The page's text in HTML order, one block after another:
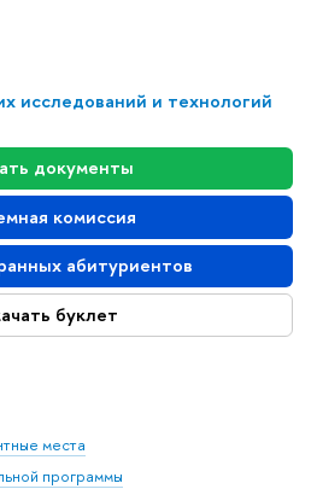
исследований и технологий
документы
комиссия
абитуриентов
буклет
места
программы